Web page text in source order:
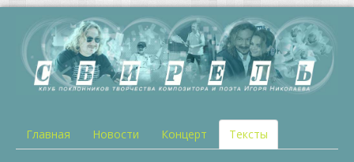
Главная Новости Концерт Тексты